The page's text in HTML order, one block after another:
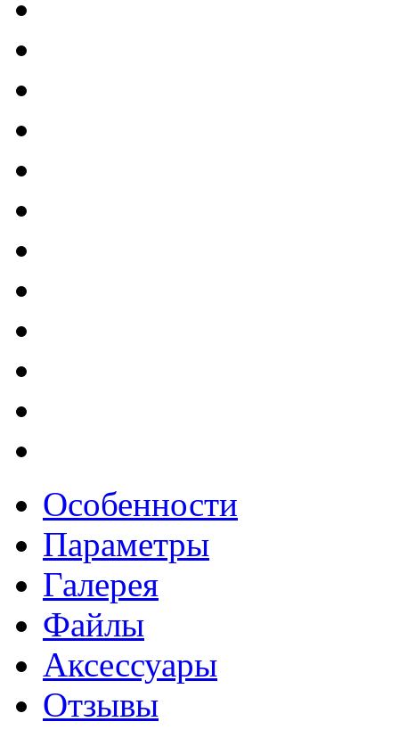
Особенности
Параметры
Галерея
Файлы
Аксессуары
Отзывы